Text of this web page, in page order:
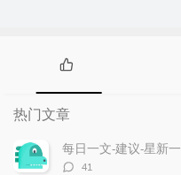
热
门
文
章
热门文章
每日一文-建议-星新一
评
41